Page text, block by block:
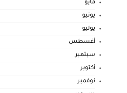
مايو
يونيو
يوليو
أغسطس
سبتمبر
أكتوبر
نوفمبر